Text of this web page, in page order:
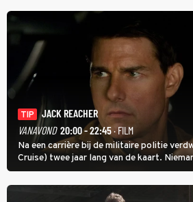
TIP
JACK REACHER
VANAVOND 20:00 - 22:45· FILM
Na een carrière bij de militaire politie
Cruise) twee jaar lang van de kaart.
uithangt, totdat moordverdachte James